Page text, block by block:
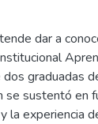
dar a
graduadas
se sustentó en
la experiencia